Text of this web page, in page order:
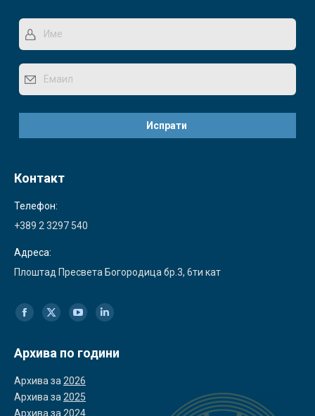
Контакт
Телефон:
+389 2 3297 540
Адреса:
Плоштад Пресвета Богородица бр.3, 6ти кат
Find us on:
Facebook
page
in
X
page
in
YouTube
page
in
Linkedin
page
Архива по години
Архива за 2026
Архива за 2025
Архива за 2024